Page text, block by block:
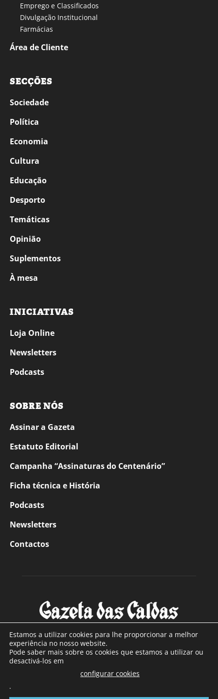
Emprego e Classificados
Divulgação Institucional
Farmácias
Área de Cliente
SECÇÕES
Sociedade
Política
Economia
Cultura
Educação
Desporto
Temáticas
Opinião
Suplementos
À mesa
INICIATIVAS
Loja Online
Newsletters
Podcasts
SOBRE NÓS
Assinar a Gazeta
Estatuto Editorial
Campanha “Assinaturas do Centenário”
Ficha técnica e História
Podcasts
Newsletters
Contactos
SOBRE NÓS
Com sede nas Caldas da Rainha e mais de 90 anos de
a sul de distrito de Leiria, com mais de 40.000 leitores por
Estamos a utilizar cookies para lhe proporcionar a melhor
experiência no nosso website.
Pode saber mais sobre os cookies que estamos a utilizar ou
desactivá-los em
configurar cookies
.